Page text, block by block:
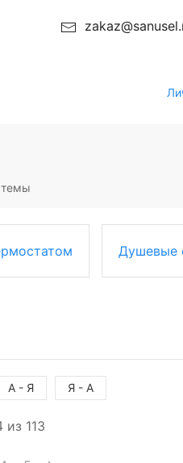
Душевые
А - Я Я - А
113